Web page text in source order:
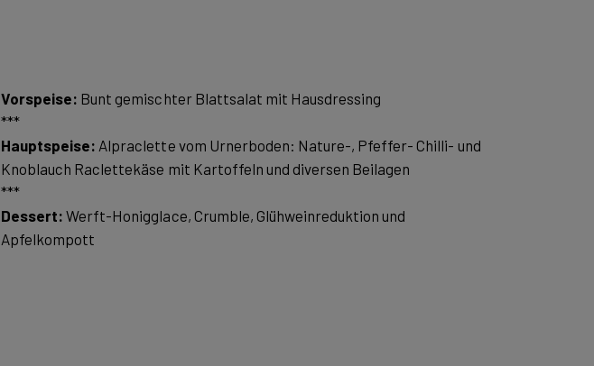
Vorspeise: Bunt gemischter Blattsalat mit Hausdressing
Hauptspeise: Alpraclette vom Urnerboden: Nature-, Pfeffer- Chilli- und
Knoblauch Raclettekäse mit Kartoffeln und diversen Beilagen
Dessert:Werft-Honigglace, Crumble, Glühweinreduktion und
Apfelkompott